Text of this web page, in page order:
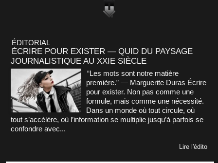
ÉDITORIAL
ÉCRIRE POUR EXISTER — QUID DU PAYSAGE
JOURNALISTIQUE AU XXIE SIÈCLE
“Les mots sont notre matière
première.” — Marguerite Duras Écrire
pour exister. Non pas comme une
formule, mais comme une nécessité.
Dans un monde où tout circule, où
tout s’accélère, où l’information se multiplie jusqu’à parfois se
confondre avec...
Lire l'édito